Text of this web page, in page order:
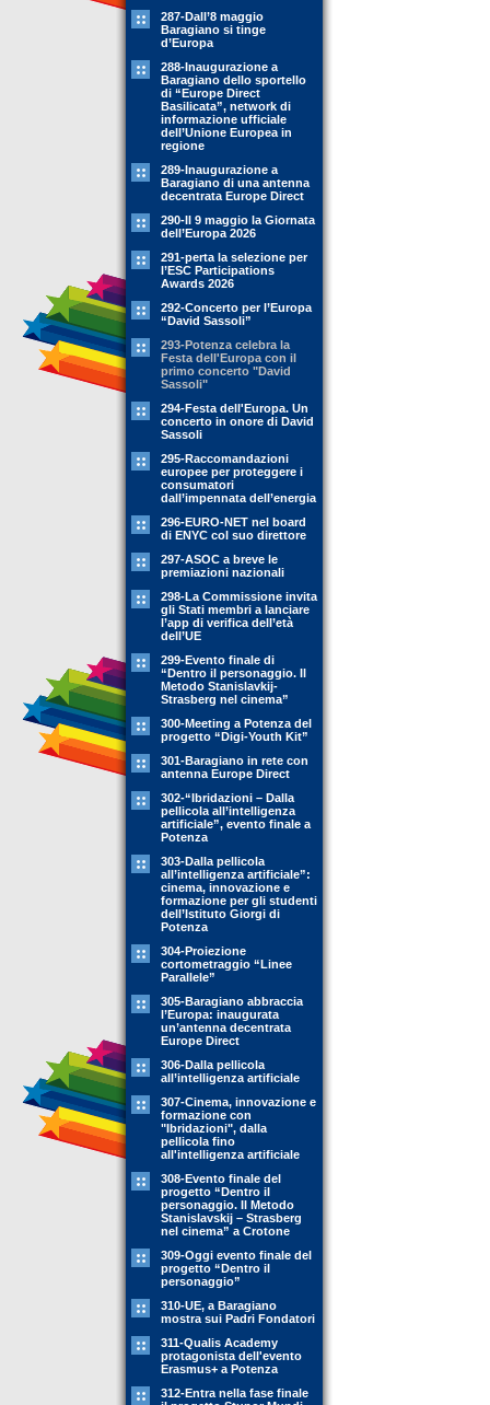
287-Dall’8 maggio
Baragiano si tinge
d’Europa
288-Inaugurazione a
Baragiano dello sportello
di “Europe Direct
Basilicata”, network di
informazione ufficiale
dell’Unione Europea in
regione
289-Inaugurazione a
Baragiano di una antenna
decentrata Europe Direct
290-Il 9 maggio la Giornata
dell’Europa 2026
291-perta la selezione per
l’ESC Participations
Awards 2026
292-Concerto per l’Europa
“David Sassoli”
293-Potenza celebra la
Festa dell'Europa con il
primo concerto "David
Sassoli"
294-Festa dell'Europa. Un
concerto in onore di David
Sassoli
295-Raccomandazioni
europee per proteggere i
consumatori
dall’impennata dell’energia
296-EURO-NET nel board
di ENYC col suo direttore
297-ASOC a breve le
premiazioni nazionali
298-La Commissione invita
gli Stati membri a lanciare
l’app di verifica dell’età
dell’UE
299-Evento finale di
“Dentro il personaggio. Il
Metodo Stanislavkij-
Strasberg nel cinema”
300-Meeting a Potenza del
progetto “Digi-Youth Kit”
301-Baragiano in rete con
antenna Europe Direct
302-“Ibridazioni – Dalla
pellicola all’intelligenza
artificiale”, evento finale a
Potenza
303-Dalla pellicola
all’intelligenza artificiale”:
cinema, innovazione e
formazione per gli studenti
dell’Istituto Giorgi di
Potenza
304-Proiezione
cortometraggio “Linee
Parallele”
305-Baragiano abbraccia
l’Europa: inaugurata
un’antenna decentrata
Europe Direct
306-Dalla pellicola
all’intelligenza artificiale
307-Cinema, innovazione e
formazione con
"Ibridazioni", dalla
pellicola fino
all'intelligenza artificiale
308-Evento finale del
progetto “Dentro il
personaggio. Il Metodo
Stanislavskij – Strasberg
nel cinema” a Crotone
309-Oggi evento finale del
progetto “Dentro il
personaggio”
310-UE, a Baragiano
mostra sui Padri Fondatori
311-Qualis Academy
protagonista dell'evento
Erasmus+ a Potenza
312-Entra nella fase finale